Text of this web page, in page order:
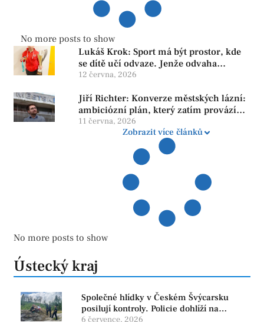
No more posts to show
Lukáš Krok: Sport má být prostor, kde
se dítě učí odvaze. Jenže odvaha
neroste tam, kde se bojí udělat chybu.
12 června, 2026
Jiří Richter: Konverze městských lázní:
ambiciózní plán, který zatím provází
více otazníků než jistot
11 června, 2026
Zobrazit více článků
No more posts to show
Ústecký kraj
Společné hlídky v Českém Švýcarsku
posilují kontroly. Policie dohlíží na